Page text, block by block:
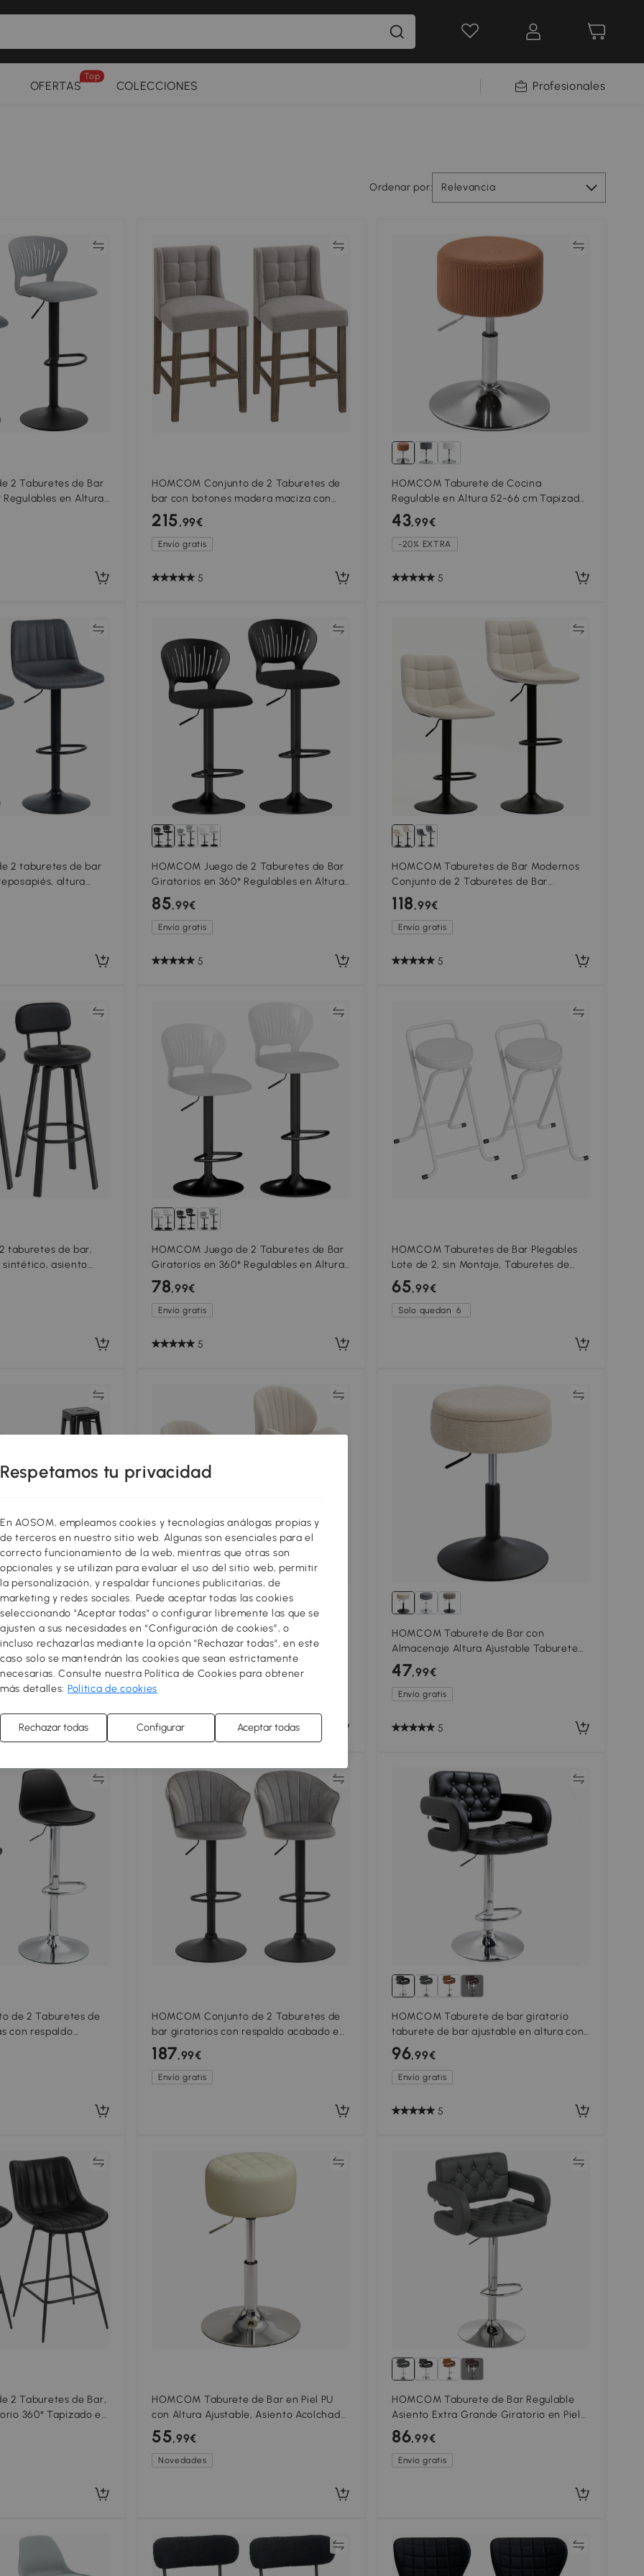
OFERTAS
Top
COLECCIONES Profesionales
Ordenar por: Relevancia
Comparar
2 Taburetes de Bar
en Altura
Hueco
Comparar
HOMCOM Conjunto de 2 Taburetes de
bar con botones madera maciza con
reposapiés 47x50x101 cm Gris+ Natural
215,99€
Envío gratis
5
Comparar
HOMCOM Taburete de Cocina
Regulable en Altura 52-66 cm Tapizado
en Pana Giratorio en 360° Marrón
43,99€
-20% EXTRA
5
Comparar
2 taburetes de bar
altura
cm x 111 cm
Comparar
HOMCOM Juego de 2 Taburetes de Bar
Giratorios en 360° Regulables en Altura
de 84-105 cm Respaldo Hueco
Reposapiés Negro
85,99€
Envío gratis
5
Comparar
HOMCOM Taburetes de Bar Modernos
Conjunto de 2 Taburetes de Bar
Giratorios con Respaldo Ajustables en
Altura con Reposapiés
118,99€
Envío gratis
5
Comparar
taburetes de bar,
asiento
respaldo,
Negro
HOMCOM Juego de 2 Taburetes de Bar
Giratorios en 360° Regulables en Altura
de 84-105 cm Respaldo Hueco
Reposapiés Blanco
78,99€
Envío gratis
5
HOMCOM Taburetes de Bar Plegables
Lote de 2, sin Montaje, Taburetes de
Bar, Asiento Acolchado 63H cm,
Armazón de Acero, Blanco
65,99€
Solo quedan 6
de 4 Taburetes de
Apilables y con
Interiores y
cm Carga Hasta
Comparar
HOMCOM Conjunto de 2 Taburetes de
bar forma de concha respaldo altura
ajustable y reposapiés marco de acero
Beige
124,99€
Envío gratis
HOMCOM Taburete de Bar con
Almacenaje Altura Ajustable Taburete
de Cocina Redondo Giratorio Tapizado
en Chenilla Beige
47,99€
Envío gratis
5
Comparar
de 2 Taburetes de
con respaldo
soportan hasta 120
Comparar
HOMCOM Conjunto de 2 Taburetes de
bar giratorios con respaldo acabado en
terciopelo taburete de bistró ajustable
en altura
187,99€
Envío gratis
1+
HOMCOM Taburete de bar giratorio
taburete de bar ajustable en altura con
respaldo reposapiés y reposabrazos
61x50x94-114cm negro
96,99€
Envío gratis
5
Comparar
2 Taburetes de Bar,
360° Tapizado en
Respaldo y
HOMCOM Taburete de Bar en Piel PU
con Altura Ajustable, Asiento Acolchado
Grueso, Giratorio a 360°, para Península,
Blanco
55,99€
Novedades
1+
HOMCOM Taburete de Bar Regulable
Asiento Extra Grande Giratorio en Piel
Sintética PU Gris
86,99€
Envío gratis
Comparar
Respetamos tu privacidad
En AOSOM, empleamos cookies y tecnologías análogas propias y
de terceros en nuestro sitio web. Algunas son esenciales para el
correcto funcionamiento de la web, mientras que otras son
opcionales y se utilizan para evaluar el uso del sitio web, permitir
la personalización, y respaldar funciones publicitarias, de
marketing y redes sociales. Puede aceptar todas las cookies
seleccionando "Aceptar todas" o configurar libremente las que se
ajusten a sus necesidades en “Configuración de cookies”, o
incluso rechazarlas mediante la opción "Rechazar todas", en este
caso solo se mantendrán las cookies que sean estrictamente
necesarias. Consulte nuestra Política de Cookies para obtener
más detalles: Política de cookies
Rechazar todas Configurar Aceptar todas